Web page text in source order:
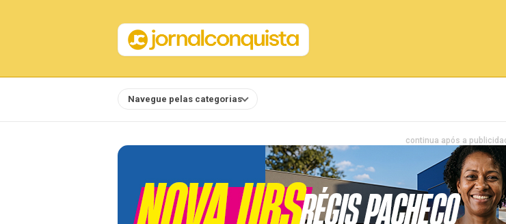
Navegue pelas categorias
continua após a